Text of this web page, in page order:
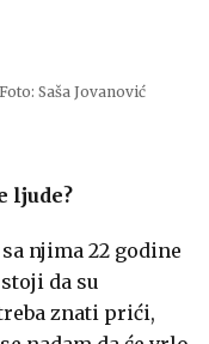
Saša Jovanović
ljude?
njima 22 godine
da su
znati prići,